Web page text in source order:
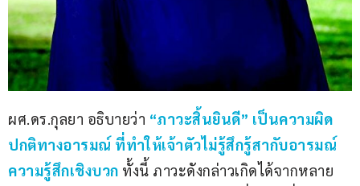
ผศ.ดร.กุลยา อธิบายว่า “ภาวะสิ้นยินดี” เป็นความผิด
ปกติทางอารมณ์ ที่ทำให้เจ้าตัวไม่รู้สึกรู้สากับอารมณ์
ความรู้สึกเชิงบวก ทั้งนี้ ภาวะดังกล่าวเกิดได้จากหลาย